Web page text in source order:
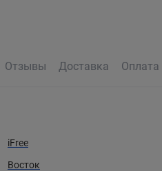
Отзывы Доставка Оплата
iFree
Восток